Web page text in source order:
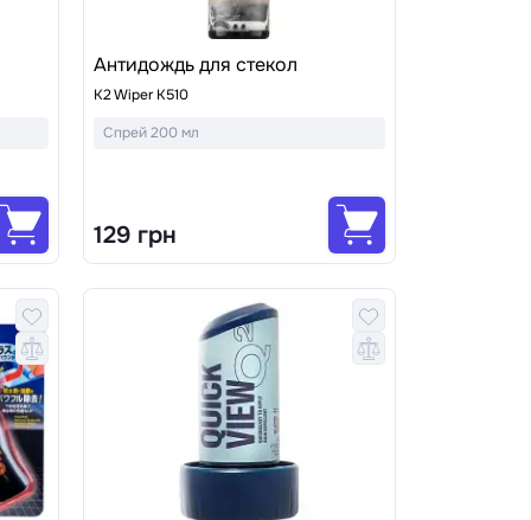
Антидождь для стекол
K2 Wiper K510
Спрей 200 мл
129 грн